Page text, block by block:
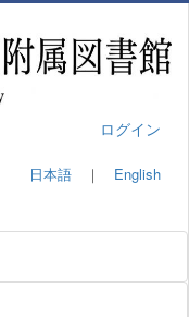
ログイン
日本語 ｜ English